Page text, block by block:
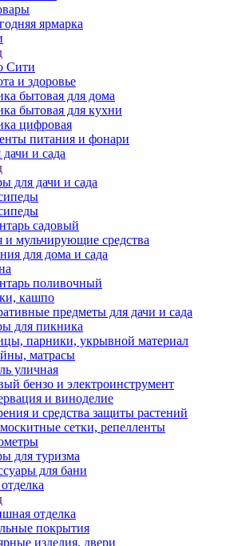
ярмарка
Сити
и здоровье
бытовая для дома
бытовая для кухни
цифровая
питания и фонари
и сада
для дачи и сада
садовый
и мульчирующие средства
для дома и сада
поливочный
кашпо
предметы для дачи и сада
для пикника
парники, укрывной материал
матрасы
уличная
бензо и электроинструмент
и виноделие
и средства защиты растений
сетки, репелленты
для туризма
для бани
отделка
покрытия
изделия, двери